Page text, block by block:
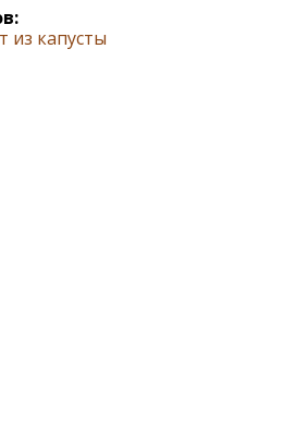
из капусты